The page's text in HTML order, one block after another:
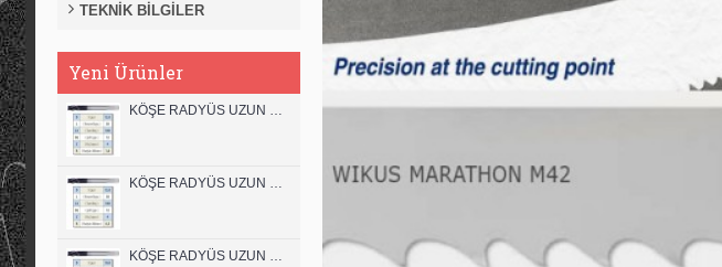
TEKNİK BİLGİLER
Yeni Ürünler